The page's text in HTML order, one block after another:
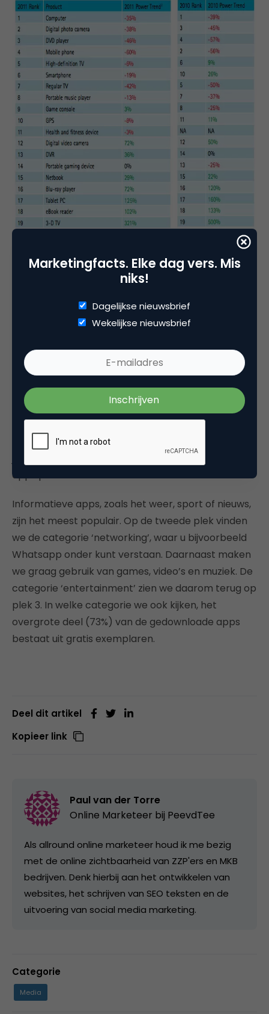
There’s an app for that
Met de intrede van mobiele apparaten begint ook
mogelijk ‘probleem’. De tv-gids, een app die meet
hoe goed (of juist niet) je slaapt, u kent het. 64% van
mogelijkheden tot het downloaden van apps. 49%
hiervan heeft minstens één app per week
gedownload. Het verschil tussen de ‘youngsters’
(18-34 jaar) onder ons en de oudere generatie is
verbazingwekkend klein als we kijken naar het
regelmatig downloaden van apps. 55% van de
apps per week.
Informatieve apps, zoals het weer, sport of nieuws,
zijn het meest populair. Op de tweede plek vinden
we de categorie ‘networking’, waar u bijvoorbeeld
Whatsapp onder kunt verstaan. Daarnaast maken
we graag gebruik van games, video’s en muziek. De
categorie ‘entertainment’ zien we daarom terug op
plek 3. In welke categorie we ook kijken, het
overgrote deel (73%) van de gedownloade apps
bestaat uit gratis exemplaren.
Deel dit artikel
Kopieer link
Paul van der Torre
Online Marketeer bij PeevdTee
Als allround online marketeer houd ik me bezig
met de online zichtbaarheid van ZZP'ers en MKB
bedrijven. Denk hierbij aan het ontwikkelen van
websites, het schrijven van SEO teksten en de
uitvoering van social media marketing.
Categorie
Media
Marketingfacts. Elke dag vers. Mis
niks!
Dagelijkse nieuwsbrief
Wekelijkse nieuwsbrief